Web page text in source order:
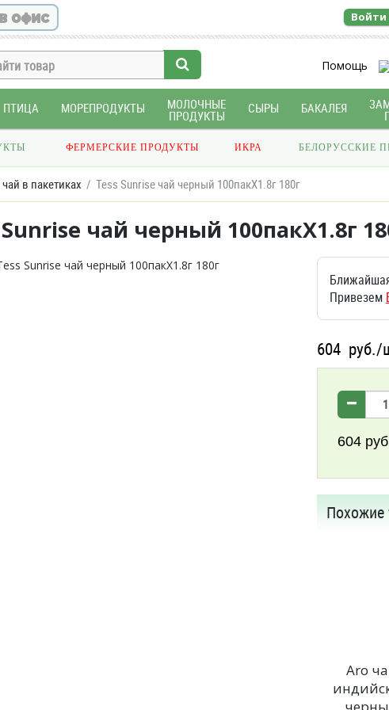
офис Войти
Помощь
ПТИЦА МОРЕПРОДУКТЫ МОЛОЧНЫЕ
ПРОДУКТЫ
СЫРЫ БАКАЛЕЯ
ФЕРМЕРСКИЕ ПРОДУКТЫ ИКРА БЕЛОРУССКИЕ
в пакетиках Tess Sunrise чай черный 100пакX1.8г 180г
чай черный 100пакX1.8г
Привезем
604 руб./
604
Похожие
Aro